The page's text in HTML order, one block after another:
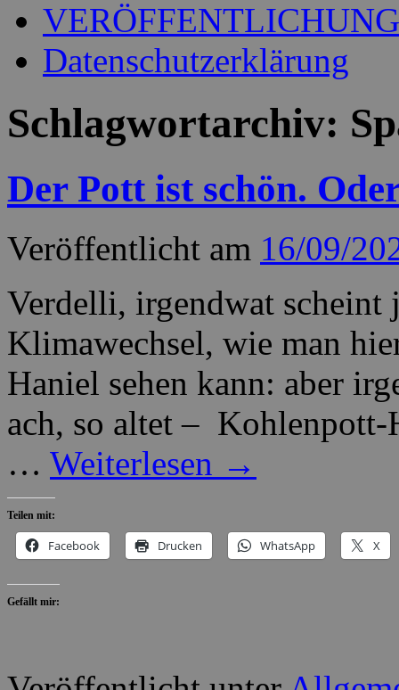
Datenschutzerklärung
Schlagwortarchiv:
Der Pott ist schön.
Veröffentlicht am 16/09/
Verdelli, irgendwat scheint
Klimawechsel, wie man
Haniel sehen kann: aber
ach, so altet –
… Weiterlesen →
Teilen mit:
Facebook Drucken WhatsApp X
Gefällt mir: